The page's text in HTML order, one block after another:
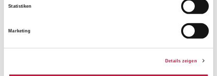
Statistiken
Marketing
Details zeigen
katholischen Kirche Estlands unter
www.profittlich.eu
Deutsch und Russisch über das Leben des Märtyrers